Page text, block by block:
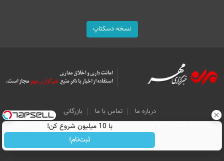
نسخه دسکتاپ
درباره ما تماس با ما
بازرگانی
All Content by Mehr News Agency is licensed under a Creative Commons
Attribution 4.0 International License.
با 10 میلیون شروع کن!
ثبت‌نام!